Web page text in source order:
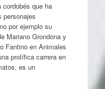
que ha
personajes
por ejemplo su
Mariano Grondona y
Fantino en Animales
prolífica carrera en
es un